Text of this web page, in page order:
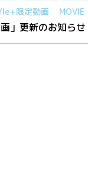
限定動画 MOVIE
」更新のお知らせ